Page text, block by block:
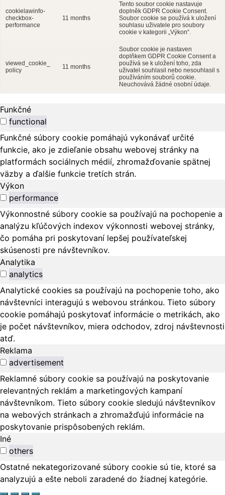
cookielawinfo-
checkbox-
performance
11 months
Tento soubor cookie nastavuje
doplněk GDPR Cookie Consent.
Soubor cookie se používá k uložení
souhlasu uživatele pro soubory
cookie v kategorii „Výkon“.
viewed_cookie_
policy
11 months
Soubor cookie je nastaven
doplňkem GDPR Cookie Consent a
používá se k uložení toho, zda
uživatel souhlasil nebo nesouhlasil s
používáním souborů cookie.
Neuchovává žádné osobní údaje.
Funkčné
functional
Funkčné súbory cookie pomáhajú vykonávať určité
funkcie, ako je zdieľanie obsahu webovej stránky na
platformách sociálnych médií, zhromažďovanie spätnej
väzby a ďalšie funkcie tretích strán.
Výkon
performance
Výkonnostné súbory cookie sa používajú na pochopenie a
analýzu kľúčových indexov výkonnosti webovej stránky,
čo pomáha pri poskytovaní lepšej používateľskej
skúsenosti pre návštevníkov.
Analytika
analytics
Analytické cookies sa používajú na pochopenie toho, ako
návštevníci interagujú s webovou stránkou. Tieto súbory
cookie pomáhajú poskytovať informácie o metrikách, ako
je počet návštevníkov, miera odchodov, zdroj návštevnosti
atď.
Reklama
advertisement
Reklamné súbory cookie sa používajú na poskytovanie
relevantných reklám a marketingových kampaní
návštevníkom. Tieto súbory cookie sledujú návštevníkov
na webových stránkach a zhromažďujú informácie na
poskytovanie prispôsobených reklám.
Iné
others
Ostatné nekategorizované súbory cookie sú tie, ktoré sa
analyzujú a ešte neboli zaradené do žiadnej kategórie.